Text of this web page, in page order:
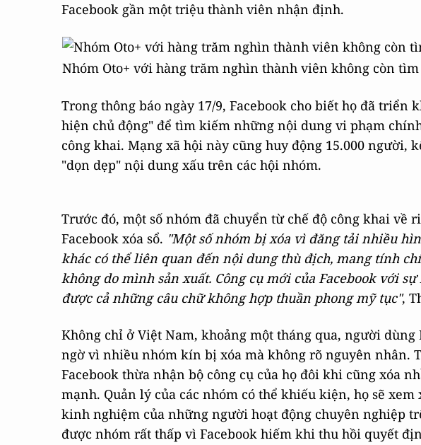
Facebook gần một triệu thành viên nhận định.
Nhóm Oto+ với hàng trăm nghìn thành viên không còn
Trong thông báo ngày 17/9, Facebook cho biết họ đã triển
hiện chủ động" để tìm kiếm những nội dung vi phạm
công khai. Mạng xã hội này cũng huy động 15.000 người,
"dọn dẹp" nội dung xấu trên các hội nhóm.
Trước đó, một số nhóm đã chuyển từ chế độ công khai về
Facebook xóa sổ. "Một số nhóm bị xóa vì đăng tải nhiều
khác có thể liên quan đến nội dung thù địch, mang tính
không do mình sản xuất. Công cụ mới của Facebook với
được cả những câu chữ không hợp thuần phong mỹ tục",
Không chỉ ở Việt Nam, khoảng một tháng qua, người
ngờ vì nhiều nhóm kín bị xóa mà không rõ nguyên nhân.
Facebook thừa nhận bộ công cụ của họ đôi khi cũng xóa
mạnh. Quản lý của các nhóm có thể khiếu kiện, họ sẽ
kinh nghiệm của những người hoạt động chuyên nghiệp
được nhóm rất thấp vì Facebook hiếm khi thu hồi quyết